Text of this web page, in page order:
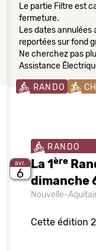
Le partie Filtre est
fermeture.
Les dates annulées
reportées sur fond
Ne cherchez pas
Assistance
RANDO
avr.
6
RANDO
La 1ère
dimanche
Nouvelle-
Cette édition